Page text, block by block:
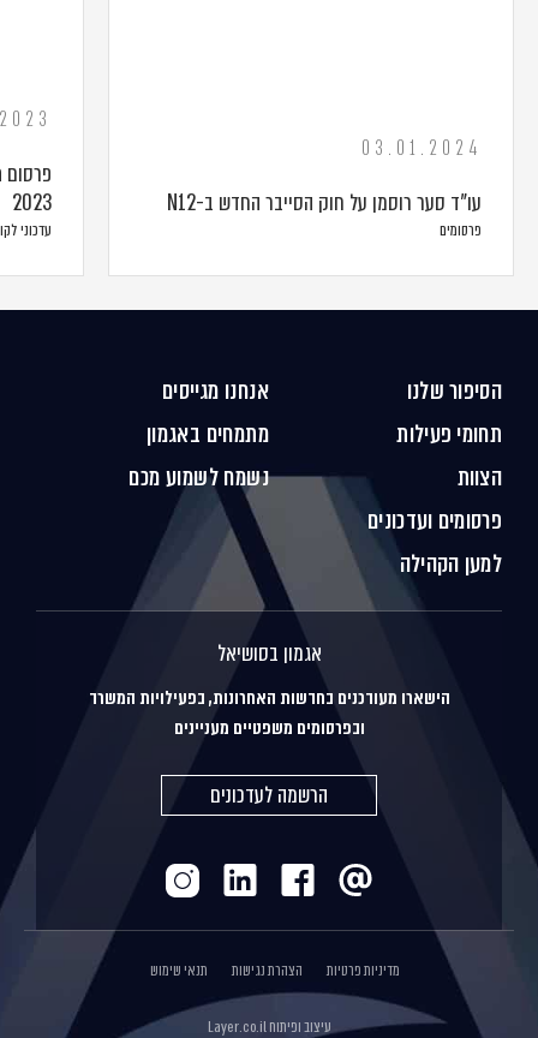
03.01.2024
עו"ד סער רוסמן על חוק הסייבר החדש ב-N12
פרסומים
פרסום
2023
עדכוני
הסיפור שלנו
תחומי פעילות
הצוות
פרסומים ועדכונים
למען הקהילה
אנחנו מגייסים
מתמחים באגמון
נשמח לשמוע מכם
אגמון בסושיאל
הישארו מעודכנים בחדשות האחרונות, בפעילויות המשרד
ובפרסומים משפטיים מעניינים
הרשמה לעדכונים
מדיניות פרטיות הצהרת נגישות תנאי שימוש
עיצוב ופיתוחLayer.co.il